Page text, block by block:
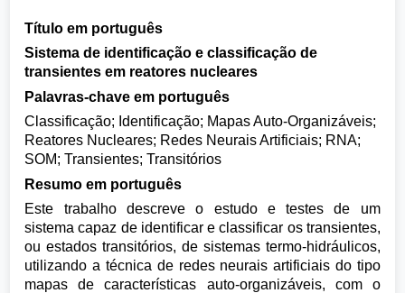
Título em português
Sistema de identificação e classificação de
transientes em reatores nucleares
Palavras-chave em português
Classificação; Identificação; Mapas Auto-Organizáveis;
Reatores Nucleares; Redes Neurais Artificiais; RNA;
SOM; Transientes; Transitórios
Resumo em português
Este trabalho descreve o estudo e testes de um
sistema capaz de identificar e classificar os transientes,
ou estados transitórios, de sistemas termo-hidráulicos,
utilizando a técnica de redes neurais artificiais do tipo
mapas de características auto-organizáveis, com o